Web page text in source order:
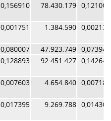
0,156910 78.430.179 0,121009
0,001751 1.384.590 0,002136
0,080007 47.923.749 0,073941
0,128893 92.451.427 0,142643
0,007603 4.654.840 0,007182
0,017395 9.269.788 0,014302